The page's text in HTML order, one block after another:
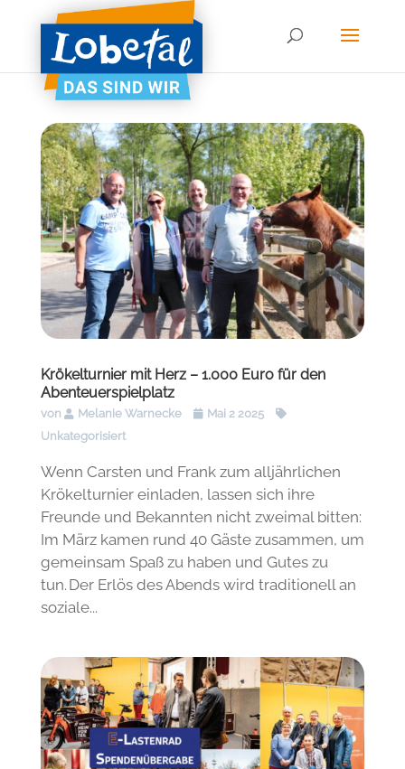
Krökelturnier mit Herz – 1.000 Euro für den
Abenteuerspielplatz
von Melanie Warnecke
Mai 2 2025
Unkategorisiert
Wenn Carsten und Frank zum alljährlichen
Krökelturnier einladen, lassen sich ihre
Freunde und Bekannten nicht zweimal bitten:
Im März kamen rund 40 Gäste zusammen, um
gemeinsam Spaß zu haben und Gutes zu
tun. Der Erlös des Abends wird traditionell an
soziale...